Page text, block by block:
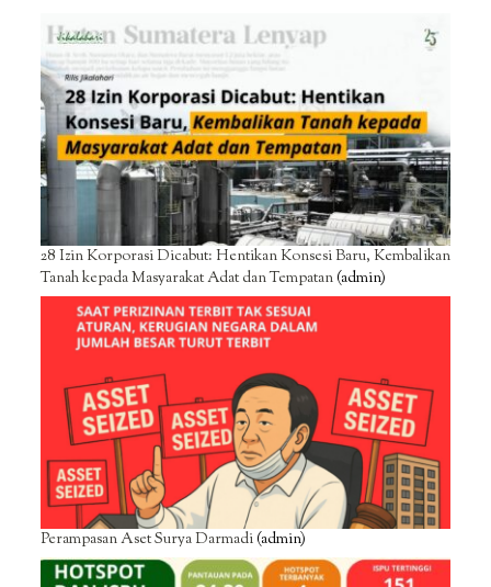
28 Izin Korporasi Dicabut: Hentikan Konsesi Baru, Kembalikan
Tanah kepada Masyarakat Adat dan Tempatan(admin)
Perampasan Aset Surya Darmadi(admin)